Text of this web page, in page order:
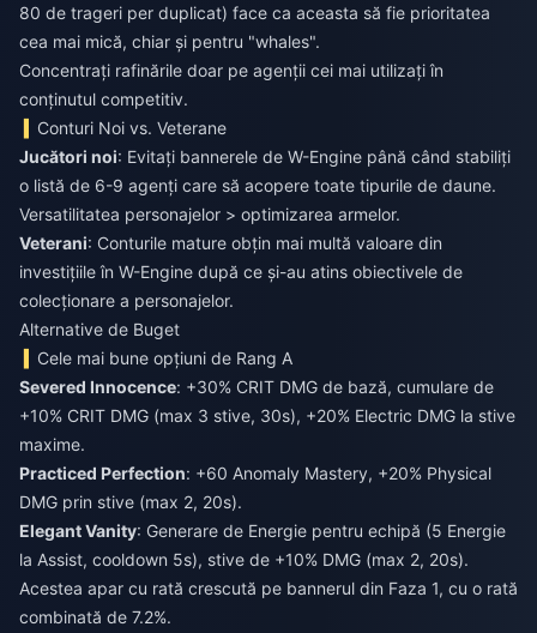
80 de trageri per duplicat) face ca aceasta să fie prioritatea
cea mai mică, chiar și pentru "whales".
Concentrați rafinările doar pe agenții cei mai utilizați în
conținutul competitiv.
Conturi Noi vs. Veterane
Jucători noi: Evitați bannerele de W-Engine până când stabiliți
o listă de 6-9 agenți care să acopere toate tipurile de daune.
Versatilitatea personajelor > optimizarea armelor.
Veterani: Conturile mature obțin mai multă valoare din
investițiile în W-Engine după ce și-au atins obiectivele de
colecționare a personajelor.
Alternative de Buget
Cele mai bune opțiuni de Rang A
Severed Innocence: +30% CRIT DMG de bază, cumulare de
+10% CRIT DMG (max 3 stive, 30s), +20% Electric DMG la stive
maxime.
Practiced Perfection: +60 Anomaly Mastery, +20% Physical
DMG prin stive (max 2, 20s).
Elegant Vanity: Generare de Energie pentru echipă (5 Energie
la Assist, cooldown 5s), stive de +10% DMG (max 2, 20s).
Acestea apar cu rată crescută pe bannerul din Faza 1, cu o rată
combinată de 7.2%.